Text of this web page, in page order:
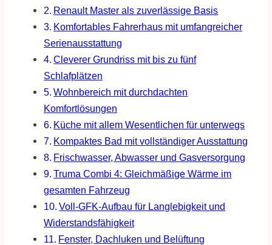
Renault Master als zuverlässige Basis
Komfortables Fahrerhaus mit umfangreicher
Serienausstattung
Cleverer Grundriss mit bis zu fünf
Schlafplätzen
Wohnbereich mit durchdachten
Komfortlösungen
Küche mit allem Wesentlichen für unterwegs
Kompaktes Bad mit vollständiger Ausstattung
Frischwasser, Abwasser und Gasversorgung
Truma Combi 4: Gleichmäßige Wärme im
gesamten Fahrzeug
Voll-GFK-Aufbau für Langlebigkeit und
Widerstandsfähigkeit
Fenster, Dachluken und Belüftung